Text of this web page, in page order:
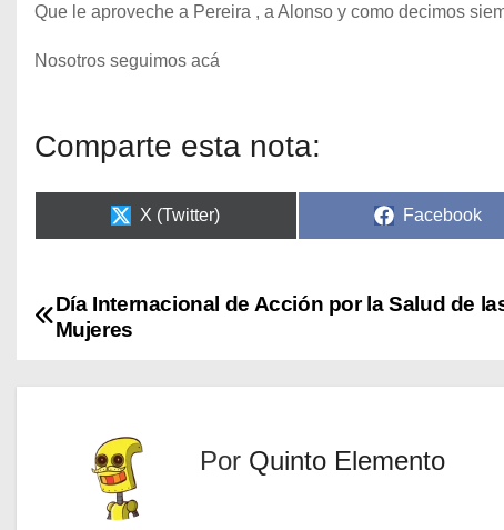
Que le aproveche a Pereira , a Alonso y como decimos
Nosotros seguimos acá
Comparte esta nota:
X (Twitter) Facebook
Día Internacional de Acción por la Salud de
Mujeres
Por Quinto Elemento